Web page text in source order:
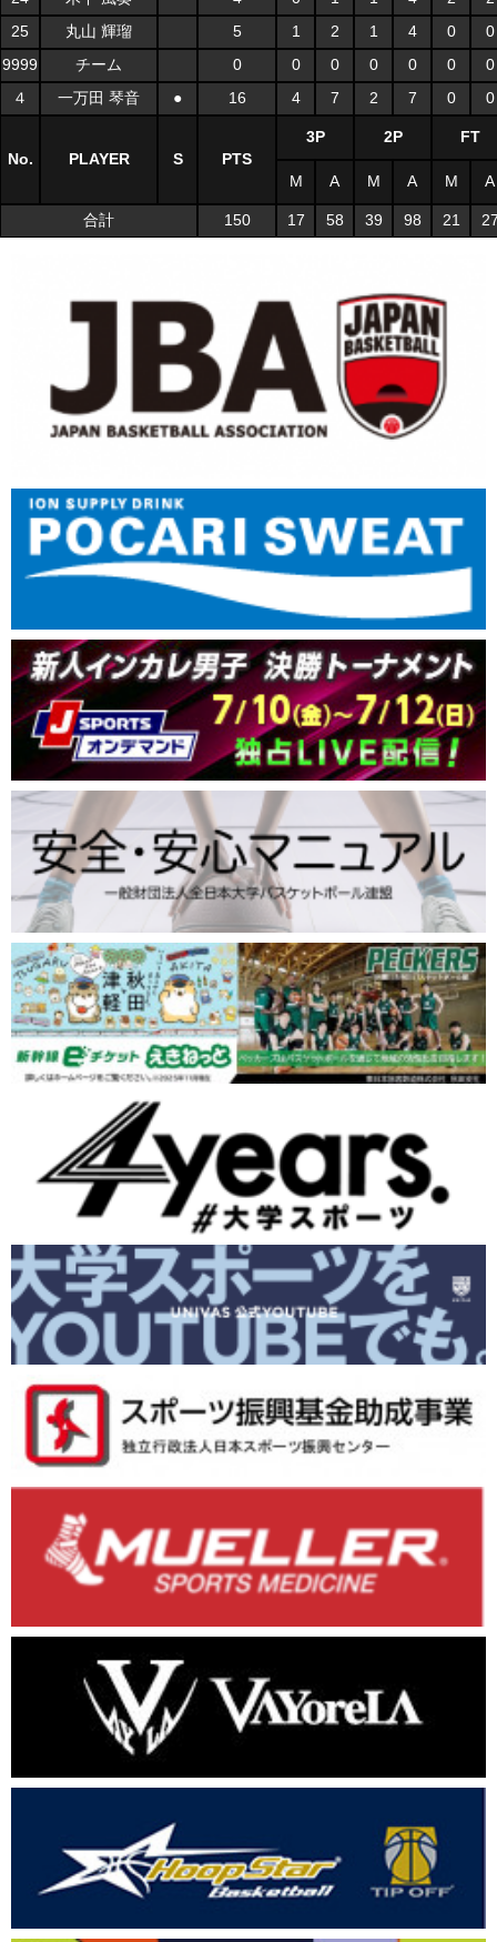
25
丸山 輝瑠 5 1 2 1 4 0
0
9999
チーム 0 0 0 0 0 0
0
４
一万田 琴音 ● 16 4 7 2 7 0 0
No. PLAYER S PTS
3P 2P FT
M A M A M A
合計 150 17 58 39 98 21